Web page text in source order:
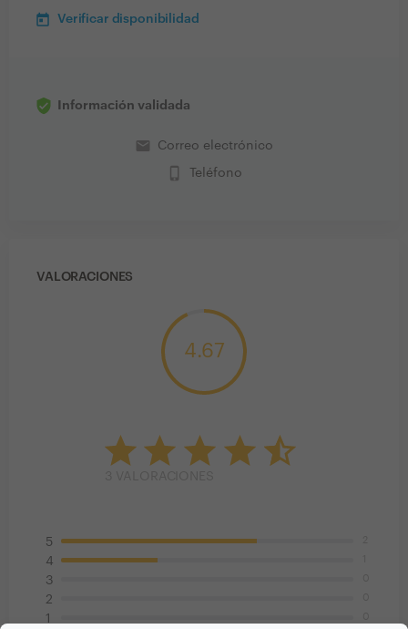
Verificar disponibilidad
Información validada
email Correo electrónico
phone_iphone Teléfono
VALORACIONES
4.67
5
4
3
2
1